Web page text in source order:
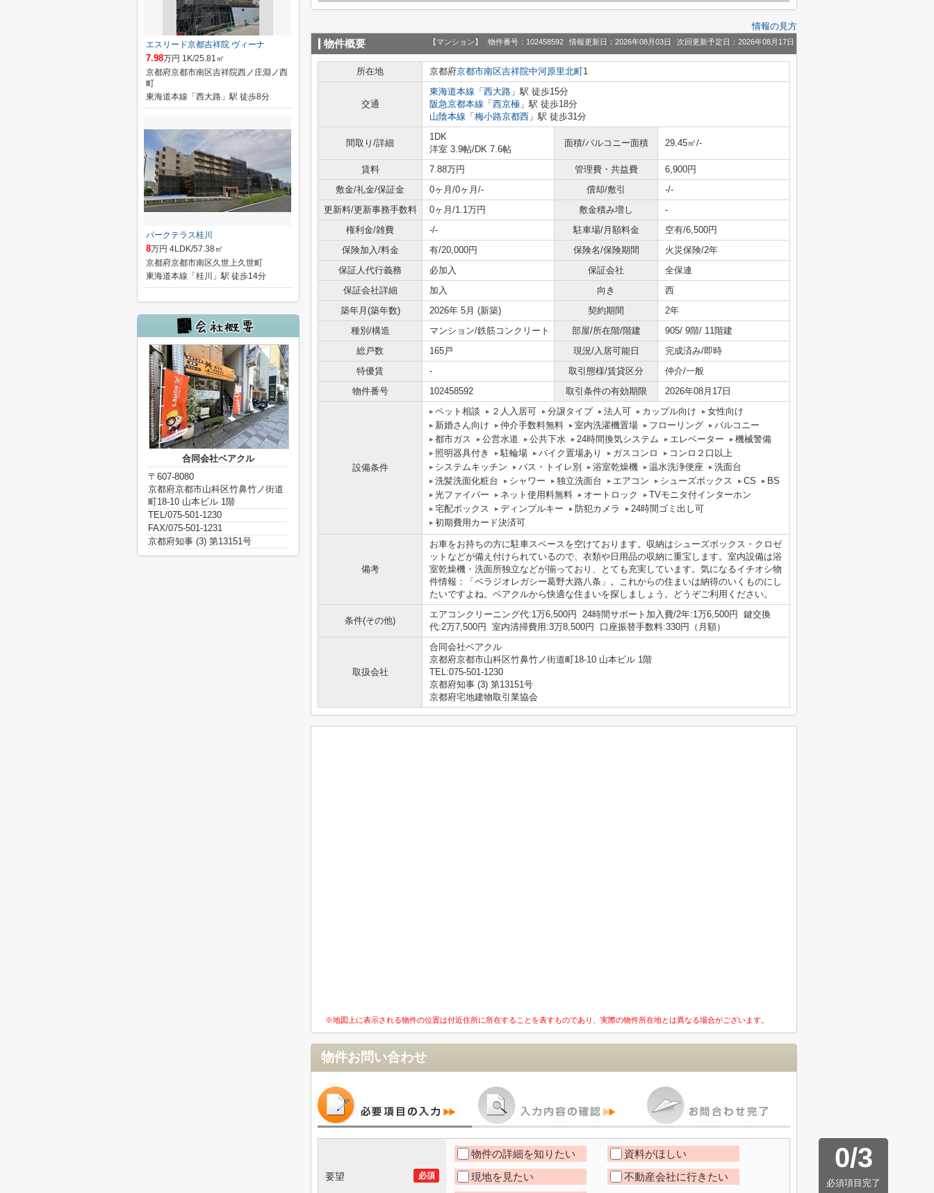
情報の見方
物件概要 【マンション】 物件番号：102458592 情報更新日：2026年08月03日 次回更新予定日：2026年08月17日
所在地 京都府京都市南区吉祥院中河原里北町1
交通
東海道本線 「 西大路 」駅 徒歩15分
阪急京都本線 「 西京極 」駅 徒歩18分
山陰本線 「 梅小路京都西 」駅 徒歩31分
間取り/詳細
1DK
洋室 3.9帖/DK 7.6帖
面積/バルコニー面積 29.45㎡/-
賃料 7.88万円 管理費・共益費
6,900円
敷金/礼金/保証金
0ヶ月/0ヶ月/- 償却/敷引
-/-
更新料/更新事務手数料
0ヶ月/1.1万円 敷金積み増し
-
権利金/雑費
-/- 駐車場/月額料金
空有/6,500円
保険加入/料金
有/20,000円 保険名/保険期間
火災保険/2年
保証人代行義務
必加入 保証会社
全保連
保証会社詳細
加入 向き
西
築年月(築年数)
2026年 5月 (新築) 契約期間
2年
種別/構造
マンション/鉄筋コンクリート 部屋/所在階/階建
905/ 9階/ 11階建
総戸数
165戸 現況/入居可能日
完成済み/即時
特優賃
- 取引態様/賃貸区分
仲介/一般
物件番号
102458592 取引条件の有効期限 2026年08月17日
設備条件
ペット相談 ２人入居可 分譲タイプ 法人可 カップル向け
女性向け
新婚さん向け
仲介手数料無料 室内洗濯機置場 フローリング
バルコニー
都市ガス
公営水道 公共下水 24時間換気システム エレベーター
機械警備
照明器具付き
駐輪場 バイク置場あり ガスコンロ
コンロ２口以上
システムキッチン
バス・トイレ別 浴室乾燥機 温水洗浄便座
洗面台
洗髪洗面化粧台
シャワー 独立洗面台 エアコン シューズボックス CS
BS
光ファイバー
ネット使用料無料 オートロック
TVモニタ付インターホン
宅配ボックス
ディンプルキー 防犯カメラ
24時間ゴミ出し可
初期費用カード決済可
備考
お車をお持ちの方に駐車スペースを空けております。収納はシューズボックス・クロゼ
ットなどが備え付けられているので、衣類や日用品の収納に重宝します。室内設備は浴
室乾燥機・洗面所独立などが揃っており、とても充実しています。気になるイチオシ物
件情報：「ベラジオレガシー葛野大路八条」。これからの住まいは納得のいくものにし
たいですよね。ベアクルから快適な住まいを探しましょう。どうぞご利用ください。
条件(その他)
エアコンクリーニング代:1万6,500円 24時間サポート加入費/2年:1万6,500円 鍵交換
代:2万7,500円 室内清掃費用:3万8,500円 口座振替手数料:330円（月額）
取扱会社
合同会社ベアクル
京都府京都市山科区竹鼻竹ノ街道町18-10 山本ビル 1階
TEL:075-501-1230
京都府知事 (3) 第13151号
京都府宅地建物取引業協会
※地図上に表示される物件の位置は付近住所に所在することを表すものであり、実際の物件所在地とは異なる場合がございます。
物件お問い合わせ
0/3
必須項目完了
必須
要望
物件の詳細を知りたい
資料がほしい
現地を見たい
不動産会社に行きたい
エスリード京都吉祥院 ヴィーナ
7.98万円 1K/25.81㎡
京都府京都市南区吉祥院西ノ庄淵ノ西
町
東海道本線「西大路」駅 徒歩8分
パークテラス桂川
8万円 4LDK/57.38㎡
京都府京都市南区久世上久世町
東海道本線「桂川」駅 徒歩14分
合同会社ベアクル
〒607-8080
京都府京都市山科区竹鼻竹ノ街道
町18-10 山本ビル 1階
TEL/075-501-1230
FAX/075-501-1231
京都府知事 (3) 第13151号